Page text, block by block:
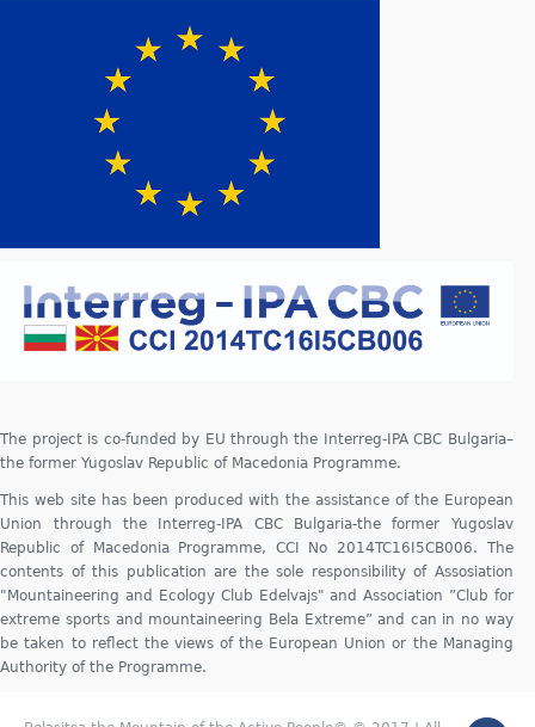
The project is co-funded by EU through the Interreg-IPA CBC Bulgaria–
the former Yugoslav Republic of Macedonia Programme.
This web site has been produced with the assistance of the European
Union through the Interreg-IPA CBC Bulgaria-the former Yugoslav
Republic of Macedonia Programme, CCI No 2014TC16I5CB006. The
contents of this publication are the sole responsibility of Assosiation
"Mountaineering and Ecology Club Edelvajs" and Association ”Club for
extreme sports and mountaineering Bela Extreme” and can in no way
be taken to reflect the views of the European Union or the Managing
Authority of the Programme.